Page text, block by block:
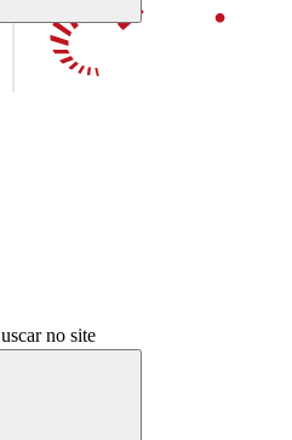
no site
Aumentar fonte